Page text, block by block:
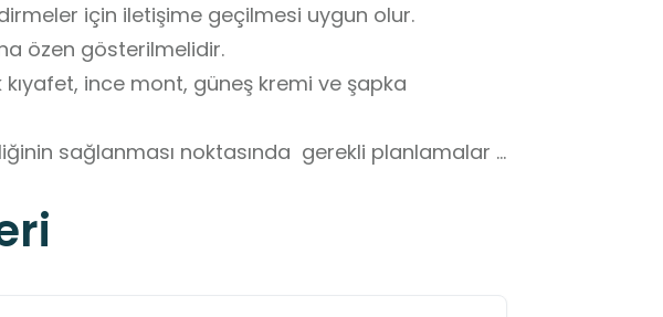
için iletişime geçilmesi uygun olur.
özen gösterilmelidir.
ince mont, güneş kremi ve şapka
sağlanması noktasında  gerekli planlamalar